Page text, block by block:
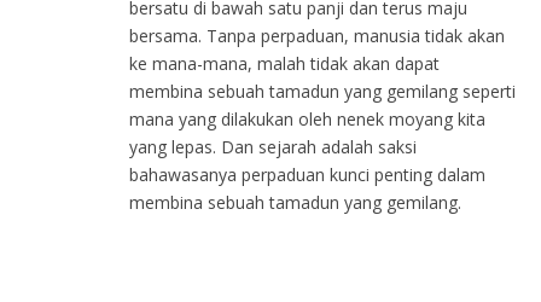
bersatu di bawah satu panji dan terus maju
bersama. Tanpa perpaduan, manusia tidak akan
ke mana-mana, malah tidak akan dapat
membina sebuah tamadun yang gemilang seperti
mana yang dilakukan oleh nenek moyang kita
yang lepas. Dan sejarah adalah saksi
bahawasanya perpaduan kunci penting dalam
membina sebuah tamadun yang gemilang.